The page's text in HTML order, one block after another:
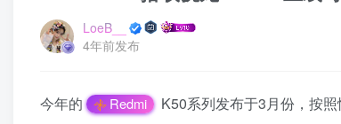
LoeB__
4年前发布
今年的 Redmi K50系列发布于3月份，按